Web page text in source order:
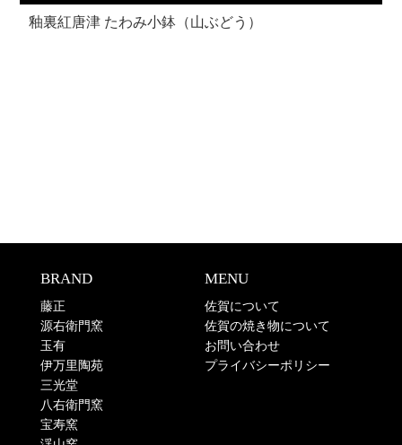
釉裏紅唐津 たわみ小鉢（山ぶどう）
BRAND
藤正
源右衛門窯
玉有
伊万里陶苑
三光堂
八右衛門窯
宝寿窯
MENU
佐賀について
佐賀の焼き物について
お問い合わせ
プライバシーポリシー